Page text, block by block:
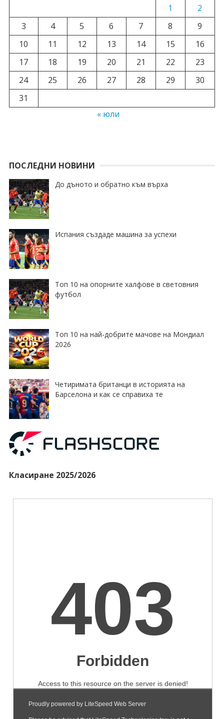
1
2
3
4 5 6 7 8
9
10
11 12 13 14 15
16
17
18 19 20 21 22
23
24
25 26 27 28 29
30
31
« юли
ПОСЛЕДНИ НОВИНИ
До дъното и обратно към върха
Испания създаде машина за успехи
Топ 10 на опорните халфове в световния
футбол
Топ 10 на най-добрите мачове на Мондиал
2026
Четиримата британци в историята на
Барселона и как се справиха те
Класиране 2025/2026